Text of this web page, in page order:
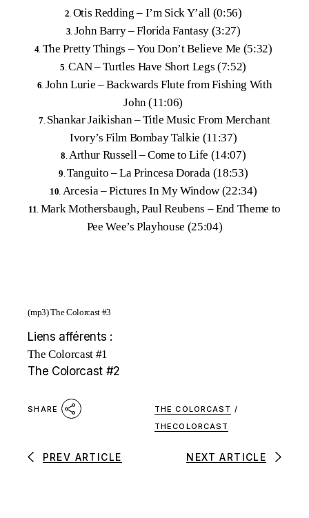
2. Otis Redding – I’m Sick Y’all (0:56)
3. John Barry –Florida Fantasy (3:27)
4. The Pretty Things –You Don’t Believe Me (5:32)
5.CAN –Turtles Have Short Legs (7:52)
6. John Lurie –Backwards Flute from Fishing With
John (11:06)
7. Shankar Jaikishan –Title Music From Merchant
Ivory’s Film Bombay Talkie (11:37)
8.Arthur Russell –Come to Life (14:07)
9.Tanguito –La Princesa Dorada (18:53)
10. Arcesia –Pictures In My Window (22:34)
11. Mark Mothersbaugh, Paul Reubens –End Theme to
Pee Wee’s Playhouse (25:04)
(mp3)The Colorcast #3
Liens afférents :
The Colorcast #1
The Colorcast #2
SHARE THE COLORCAST /
THECOLORCAST
PREV ARTICLE NEXT ARTICLE